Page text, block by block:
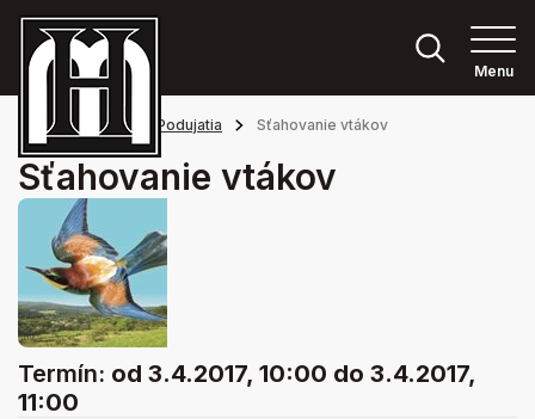
Menu
Hlavná stránka Podujatia Sťahovanie vtákov
Sťahovanie vtákov
Termín: od 3.4.2017, 10:00 do 3.4.2017,
11:00